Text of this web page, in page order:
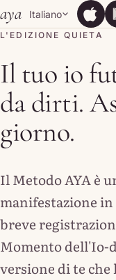
Skip to content
aya Italiano App
App
L'EDIZIONE QUIETA
Il tuo io
da dirti.
giorno.
Il Metodo AYA è
manifestazione
breve
Momento dell'Io-
versione di te